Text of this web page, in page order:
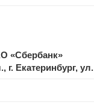
«Сбербанк»
г. Екатеринбург,